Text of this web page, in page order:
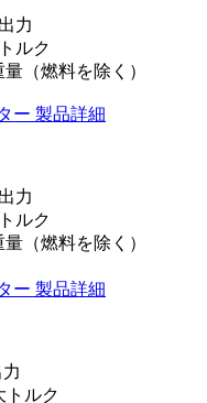
力
ルク
（燃料を除く）
ー 製品詳細
力
ルク
（燃料を除く）
ー 製品詳細
トルク